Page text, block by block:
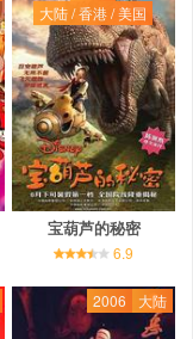
大陆 / 香港 / 美国
宝葫芦的秘密
6.9
2006 大陆